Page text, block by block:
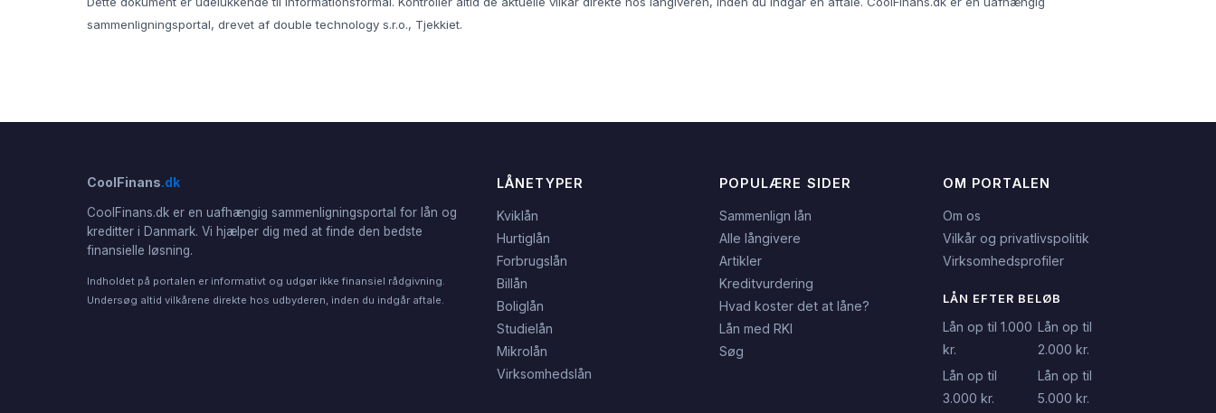
sammenligningsportal, drevet af double technology s.r.o., Tjekkiet.
CoolFinans.dk
CoolFinans.dk er en uafhængig sammenligningsportal for lån og
kreditter i Danmark. Vi hjælper dig med at finde den bedste
finansielle løsning.
Indholdet på portalen er informativt og udgør ikke finansiel rådgivning.
Undersøg altid vilkårene direkte hos udbyderen, inden du indgår aftale.
LÅNETYPER
Kviklån
Hurtiglån
Forbrugslån
Billån
Boliglån
Studielån
Mikrolån
Virksomhedslån
POPULÆRE SIDER
Sammenlign lån
Alle långivere
Artikler
Kreditvurdering
Hvad koster det at låne?
Lån med RKI
Søg
OM PORTALEN
Om os
Vilkår og privatlivspolitik
Virksomhedsprofiler
LÅN EFTER BELØB
Lån op til 1.000
kr.
Lån op til
2.000 kr.
Lån op til
3.000 kr.
Lån op til
5.000 kr.